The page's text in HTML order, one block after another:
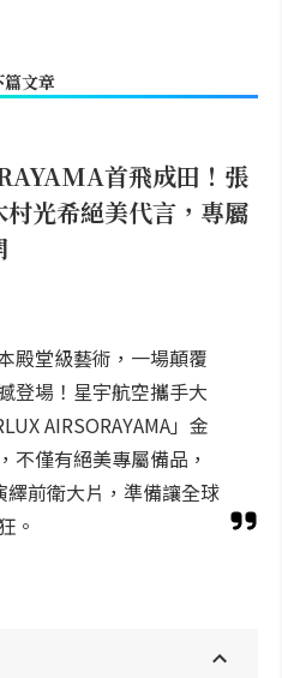
篇文章
首飛成田！張
光希絕美代言，專屬
殿堂級藝術，一場顛覆
登場！星宇航空攜手大
AIRSORAYAMA」金
不僅有絕美專屬備品，
前衛大片，準備讓全球
。